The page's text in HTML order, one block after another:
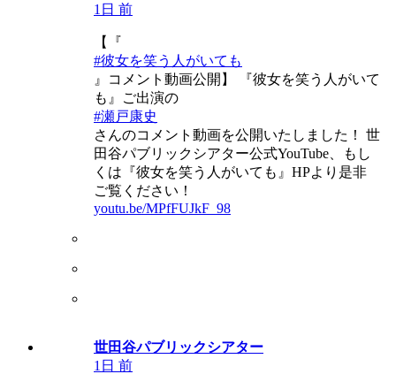
1日 前
【『
#彼女を笑う人がいても
』コメント動画公開】 『彼女を笑う人がいて
も』ご出演の
#瀬戸康史
さんのコメント動画を公開いたしました！ 世
田谷パブリックシアター公式YouTube、もし
くは『彼女を笑う人がいても』HPより是非
ご覧ください！
youtu.be/MPfFUJkF_98
世田谷パブリックシアター
1日 前